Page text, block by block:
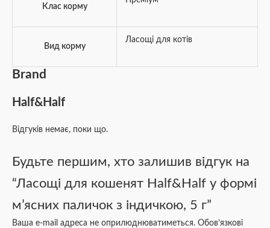
Клас корму
Вид корму
Ласощі для котів
Brand
Half&Half
Відгуків немає, поки що.
Будьте першим, хто залишив відгук на
“Ласощі для кошенят Half&Half у формі
м’ясних паличок з індичкою, 5 г”
Ваша e-mail адреса не оприлюднюватиметься. Обов’язкові